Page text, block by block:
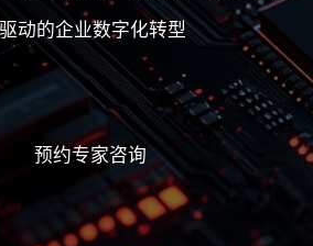
动的企业数字化转型
预约专家咨询